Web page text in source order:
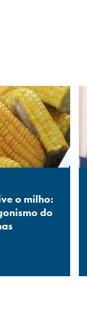
o milho:
do